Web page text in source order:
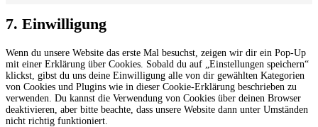
7. Einwilligung
Wenn du unsere Website das erste Mal besuchst, zeigen wir dir ein Pop-Up
mit einer Erklärung über Cookies. Sobald du auf „Einstellungen speichern“
klickst, gibst du uns deine Einwilligung alle von dir gewählten Kategorien
von Cookies und Plugins wie in dieser Cookie-Erklärung beschrieben zu
verwenden. Du kannst die Verwendung von Cookies über deinen Browser
deaktivieren, aber bitte beachte, dass unsere Website dann unter Umständen
nicht richtig funktioniert.